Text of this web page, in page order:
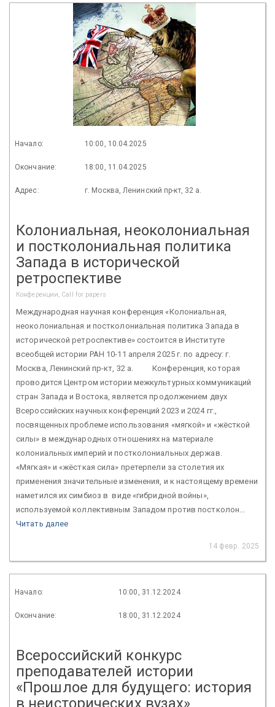
Начало: 10:00, 10.04.2025
Окончание: 18:00, 11.04.2025
Адрес: г. Москва, Ленинский пр-кт, 32 а.
Колониальная, неоколониальная
и постколониальная политика
Запада в исторической
ретроспективе
Конференции, Call for papers
Международная научная конференция «Колониальная,
неоколониальная и постколониальная политика Запада в
исторической ретроспективе» состоится в Институте
всеобщей истории РАН 10-11 апреля 2025 г. по адресу: г.
Москва, Ленинский пр-кт, 32 а. Конференция, которая
проводится Центром истории межкультурных коммуникаций
стран Запада и Востока, является продолжением двух
Всероссийских научных конференций 2023 и 2024 гг.,
посвященных проблеме использования «мягкой» и «жёсткой
силы» в международных отношениях на материале
колониальных империй и постколониальных держав.
«Мягкая» и «жёсткая сила» претерпели за столетия их
применения значительные изменения, и к настоящему времени
наметился их симбиоз в виде «гибридной войны»,
используемой коллективным Западом против постколон...
Читать далее
14 февр. 2025
Начало: 10:00, 31.12.2024
Окончание: 18:00, 31.12.2024
Всероссийский конкурс
преподавателей истории
«Прошлое для будущего: история
в неисторических вузах»